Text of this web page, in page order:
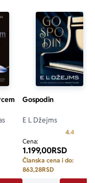
Prosecna ocena je 5.0 od 5
Gospodin
E L Džejms
4.4
Cena:
1.199,00RSD
Članska cena i do:
863,28RSD